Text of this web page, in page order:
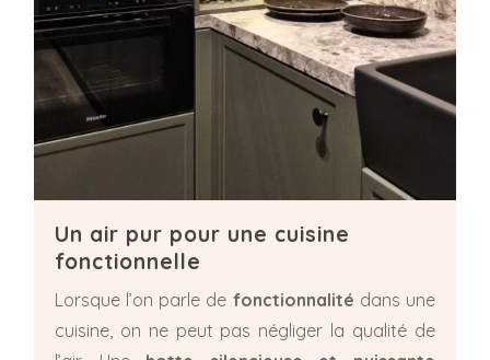
Un air pur pour une cuisine
fonctionnelle
Lorsque l’on parle de fonctionnalité dans une
cuisine, on ne peut pas négliger la qualité de